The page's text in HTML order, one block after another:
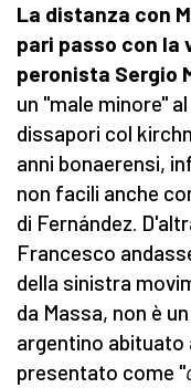
La distanza con
pari passo con la
peronista Sergio
un "male minore"
dissapori col
anni bonaerensi,
non facili anche
di Fernández.
Francesco
della sinistra
da Massa, non è
argentino abituato
presentato come "